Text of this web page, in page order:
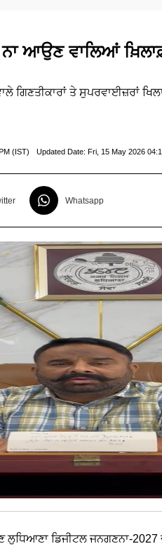
ਨਾ ਆਉਣ ਵਾਲਿਆਂ
ਗਿਣਤੀਕਾਰਾਂ ਤੇ ਸੁਪਰਵਾਈਜ਼ਰਾਂ
(IST) Updated Date: Fri, 15 May 2026
Whatsapp
ਲੁਧਿਆਣਾ ਡਿਜੀਟਲ ਜਨਗਣਨਾ-